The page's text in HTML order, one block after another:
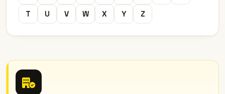
T
U V W X Y Z